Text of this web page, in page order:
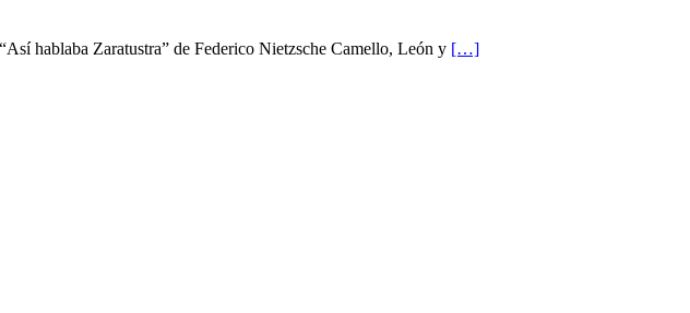
hablaba Zaratustra” de Federico Nietzsche Camello, León y […]